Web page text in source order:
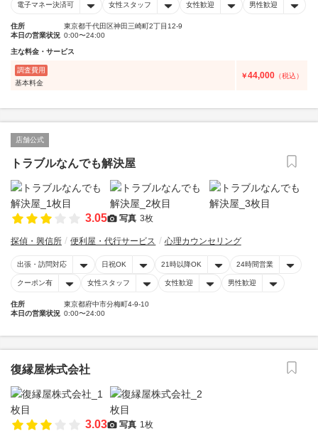
電子マネー決済可 女性スタッフ 女性歓迎 男性歓迎
住所
東京都千代田区神田三崎町2丁目12-9
本日の営業状況 0:00〜24:00
主な料金・サービス
調査費用
基本料金
￥44,000 （税込）
店舗公式
トラブルなんでも解決屋
3.05 写真 3枚
探偵・興信所 便利屋・代行サービス 心理カウンセリング
出張・訪問対応 日祝OK 21時以降OK 24時間営業
クーポン有 女性スタッフ 女性歓迎 男性歓迎
住所
東京都府中市分梅町4-9-10
本日の営業状況 0:00〜24:00
復縁屋株式会社
3.03 写真 1枚